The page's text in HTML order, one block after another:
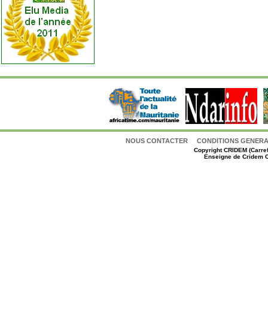
NOUS CONTACTER CONDITIONS
CopyrightCRIDEM
Enseigne de Cridem